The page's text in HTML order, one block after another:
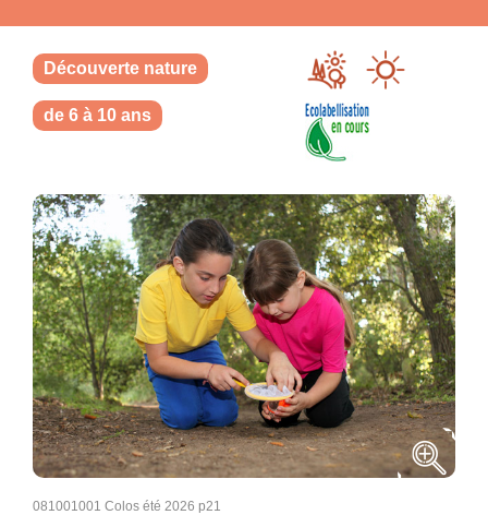
Découverte nature
de 6 à 10 ans
081001001 Colos été 2026 p21